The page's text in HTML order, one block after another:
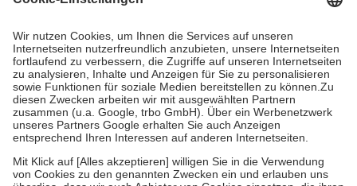
höchstens zehn Euro.
Es sind jedoch nie mehr als die tatsächlichen
Kosten der Leistung zu entrichten.
Diese Regeln gelten grundsätzlich auch für Online-Apotheken.
Bei Heilmitteln und häuslicher Krankenpflege beträgt die
Zuzahlung zehn Prozent der Kosten sowie zehn Euro je
Verordnung.
Um das Engagement der Versicherten für ihre eigene Gesundheit zu
stärken und die besondere Stellung der Familie zu unterstützen,
fallenkeine Zuzahlungenan bei:
• Kindern und Jugendlichen bis zum vollendeten 18. Lebensjahr